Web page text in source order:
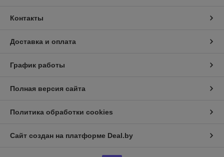
Контакты
Доставка и оплата
График работы
Полная версия сайта
Политика обработки cookies
Сайт создан на платформе Deal.by